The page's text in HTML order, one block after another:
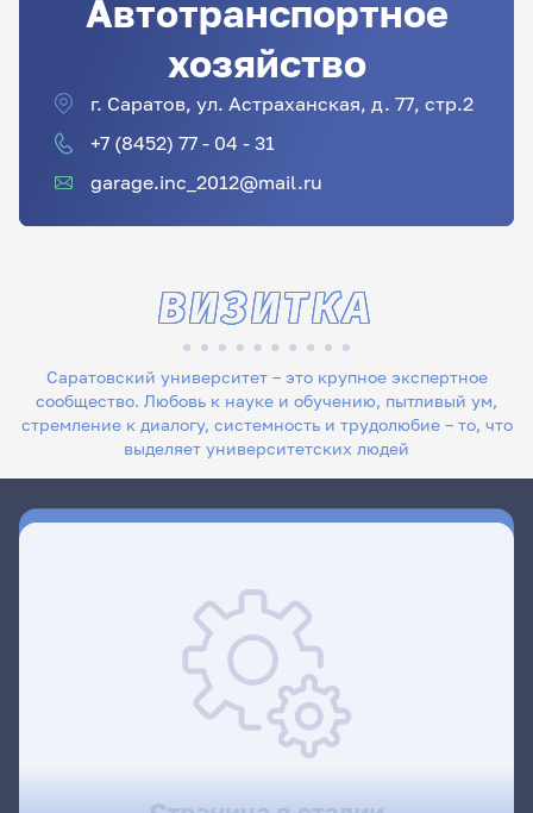
Автотранспортное
хозяйство
г. Саратов, ул. Астраханская, д. 77, стр.2
+7 (8452) 77 - 04 - 31
garage.inc_2012@mail.ru
Саратовский университет – это крупное экспертное
сообщество. Любовь к науке и обучению, пытливый ум,
стремление к диалогу, системность и трудолюбие – то, что
выделяет университетских людей
ВИЗИТКА